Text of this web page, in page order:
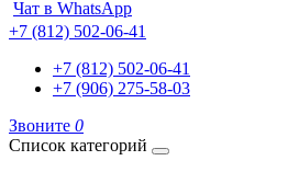
Чат в WhatsApp
+7 (812) 502-06-41
+7 (812) 502-06-41
+7 (906) 275-58-03
Звоните 0
Список категорий